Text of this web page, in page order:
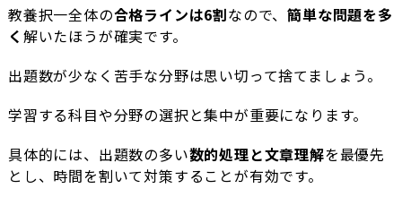
教養択一全体の合格ラインは6割なので、簡単な問題を多
く 解いたほうが確実です。
出題数が少なく苦手な分野は思い切って捨てましょう。
学習する科目や分野の選択と集中が重要になります。
具体的には、出題数の多い数的処理と文章理解を最優先
とし、時間を割いて対策することが有効です。